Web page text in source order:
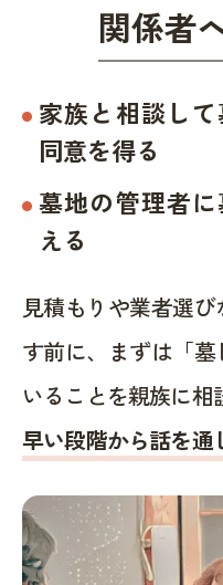
関係者
家族と相談し
同意を得る
墓地の管理者
える
見積もりや業者選
す前に、まずは「
いることを親族に相
早い段階から話を通